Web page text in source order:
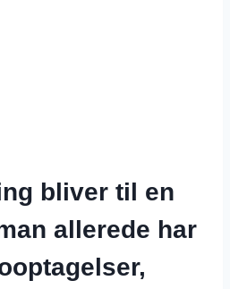
bliver til en
allerede har